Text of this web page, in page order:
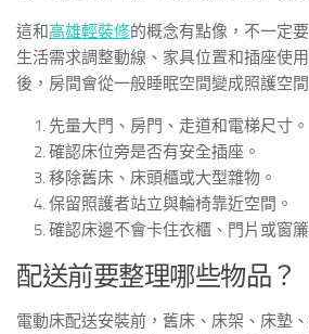
這和高雄輕裝修的概念有點像，不一定
生活需求調整動線、家具位置和插座使
後，房間會從一般睡眠空間變成照護空
先量大門、房門、走道和電梯尺寸。
確認床位旁是否有安全插座。
移除舊床、床頭櫃或大型雜物。
保留照護者站立與輪椅靠近空間。
確認床邊不會卡住衣櫃、門片或窗簾
配送前要整理哪些物品？
電動床配送安裝前，舊床、床架、床墊